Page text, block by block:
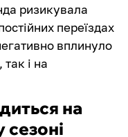
ризикувала
переїздах
вплинуло
і на
на